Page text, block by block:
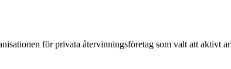
för privata återvinningsföretag som valt att aktivt